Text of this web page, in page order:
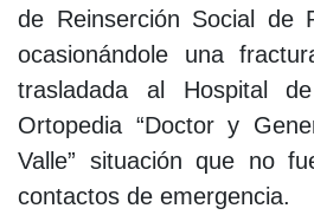
de Reinserción Social de
ocasionándole una
trasladada al Hospital
Ortopedia “Doctor y
Valle” situación que no
contactos de emergencia.